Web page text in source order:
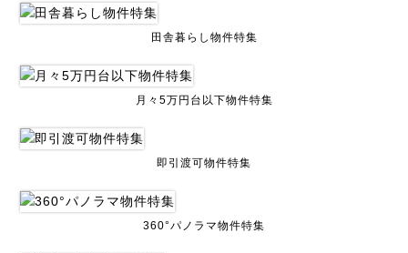
田舎暮らし物件特集
月々5万円台以下物件特集
即引渡可物件特集
360°パノラマ物件特集